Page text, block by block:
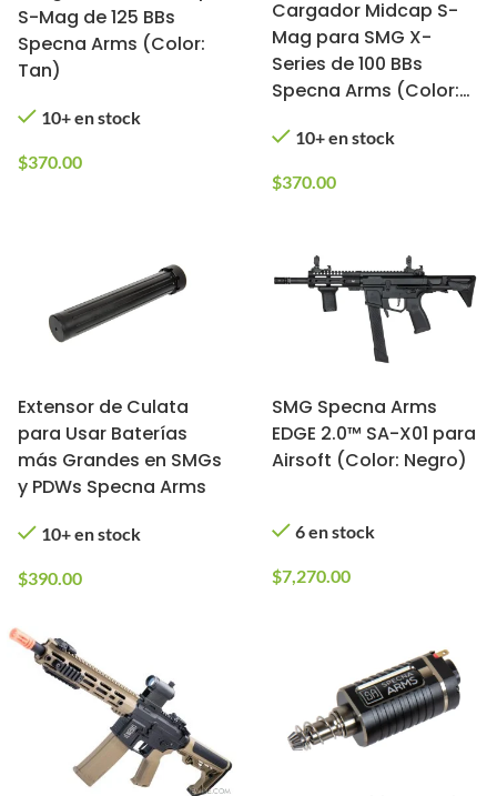
S-Mag de 125 BBs
Specna Arms (Color:
Tan)
10+ en stock
$370.00
Cargador Midcap S-
Mag para SMG X-
Series de 100 BBs
Specna Arms (Color:
10+ en stock
$370.00
Extensor de Culata
para Usar Baterías
más Grandes en SMGs
y PDWs Specna Arms
10+ en stock
$390.00
SMG Specna Arms
EDGE 2.0™ SA-X01 para
Airsoft (Color: Negro)
6 en stock
$7,270.00